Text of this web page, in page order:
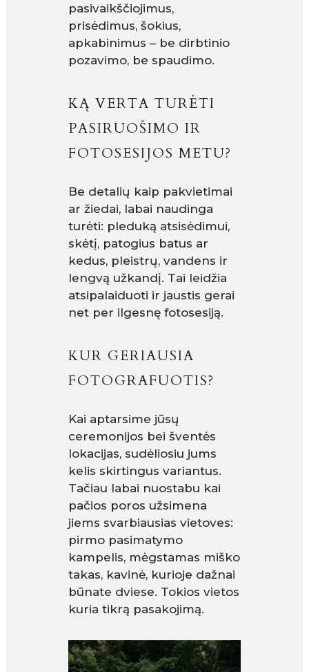
pasivaikščiojimus,
prisėdimus, šokius,
apkabinimus – be dirbtinio
pozavimo, be spaudimo.
KĄ VERTA TURĖTI
PASIRUOŠIMO IR
FOTOSESIJOS METU?
Be detalių kaip pakvietimai
ar žiedai, labai naudinga
turėti: pleduką atsisėdimui,
skėtį, patogius batus ar
kedus, pleistrų, vandens ir
lengvą užkandį. Tai leidžia
atsipalaiduoti ir jaustis gerai
net per ilgesnę fotosesiją.
KUR GERIAUSIA
FOTOGRAFUOTIS?
Kai aptarsime jūsų
ceremonijos bei šventės
lokacijas, sudėliosiu jums
kelis skirtingus variantus.
Tačiau labai nuostabu kai
pačios poros užsimena
jiems svarbiausias vietoves:
pirmo pasimatymo
kampelis, mėgstamas miško
takas, kavinė, kurioje dažnai
būnate dviese. Tokios vietos
kuria tikrą pasakojimą.